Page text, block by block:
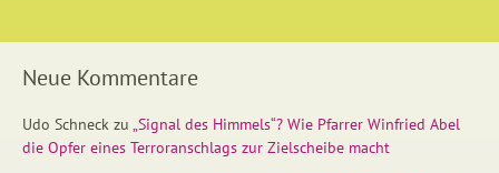
Neue Kommentare
Udo Schneck zu „Signal des Himmels“? Wie Pfarrer Winfried Abel
die Opfer eines Terroranschlags zur Zielscheibe macht